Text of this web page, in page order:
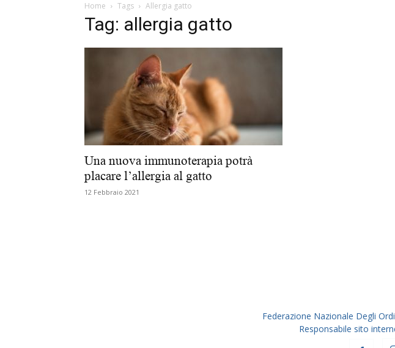
Home Tags Allergia gatto
Tag: allergia gatto
Una nuova immunoterapia potrà
placare l’allergia al gatto
12 Febbraio 2021
Federazione Nazionale Degli
Responsabile sito